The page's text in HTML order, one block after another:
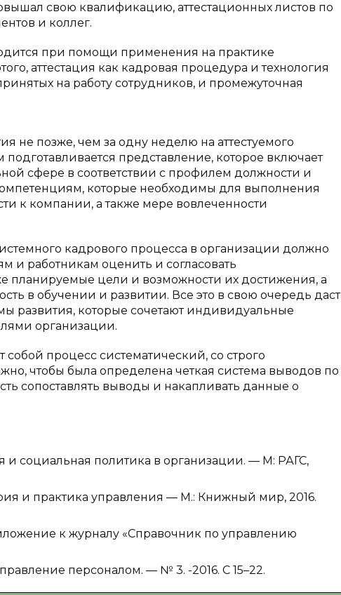
свою квалификацию, аттестационных листов по
и коллег.
при помощи применения на практике
аттестация как кадровая процедура и технология
на работу сотрудников, и промежуточная
не позже, чем за одну неделю на аттестуемого
представление, которое включает
сфере в соответствии с профилем должности и
которые необходимы для выполнения
к компании, а также мере вовлеченности
кадрового процесса в организации должно
и работникам оценить и согласовать
планируемые цели и возможности их достижения, а
в обучении и развитии. Все это в свою очередь даст
развития, которые сочетают индивидуальные
организации.
процесс систематический, со строго
чтобы была определена четкая система выводов по
сопоставлять выводы и накапливать данные о
социальная политика в организации. — М: РАГС,
и практика управления — М.: Книжный мир, 2016.
к журналу «Справочник по управлению
персоналом. — № 3. -2016. С 15–22.